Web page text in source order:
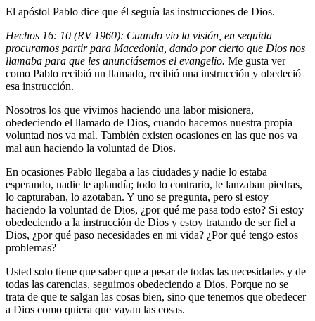
El apóstol Pablo dice que él seguía las instrucciones de Dios.
Hechos 16: 10 (RV 1960): Cuando vio la visión, en seguida
procuramos partir para Macedonia, dando por cierto que Dios nos
llamaba para que les anunciásemos el evangelio. Me gusta ver
como Pablo recibió un llamado, recibió una instrucción y obedeció
esa instrucción.
Nosotros los que vivimos haciendo una labor misionera,
obedeciendo el llamado de Dios, cuando hacemos nuestra propia
voluntad nos va mal. También existen ocasiones en las que nos va
mal aun haciendo la voluntad de Dios.
En ocasiones Pablo llegaba a las ciudades y nadie lo estaba
esperando, nadie le aplaudía; todo lo contrario, le lanzaban piedras,
lo capturaban, lo azotaban. Y uno se pregunta, pero si estoy
haciendo la voluntad de Dios, ¿por qué me pasa todo esto? Si estoy
obedeciendo a la instrucción de Dios y estoy tratando de ser fiel a
Dios, ¿por qué paso necesidades en mi vida? ¿Por qué tengo estos
problemas?
Usted solo tiene que saber que a pesar de todas las necesidades y de
todas las carencias, seguimos obedeciendo a Dios. Porque no se
trata de que te salgan las cosas bien, sino que tenemos que obedecer
a Dios como quiera que vayan las cosas.